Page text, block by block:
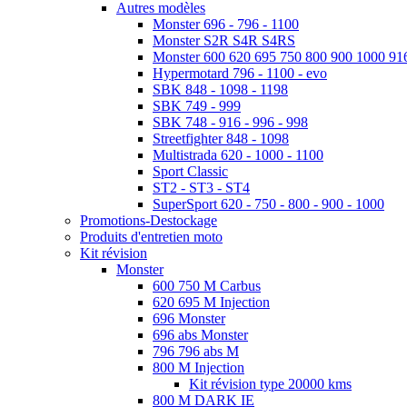
Autres modèles
Monster 696 - 796 - 1100
Monster S2R S4R S4RS
Monster 600 620 695 750 800 900 1000
Hypermotard 796 - 1100 - evo
SBK 848 - 1098 - 1198
SBK 749 - 999
SBK 748 - 916 - 996 - 998
Streetfighter 848 - 1098
Multistrada 620 - 1000 - 1100
Sport Classic
ST2 - ST3 - ST4
SuperSport 620 - 750 - 800 - 900 - 1000
Promotions-Destockage
Produits d'entretien moto
Kit révision
Monster
600 750 M Carbus
620 695 M Injection
696 Monster
696 abs Monster
796 796 abs M
800 M Injection
Kit révision type 20000 kms
800 M DARK IE